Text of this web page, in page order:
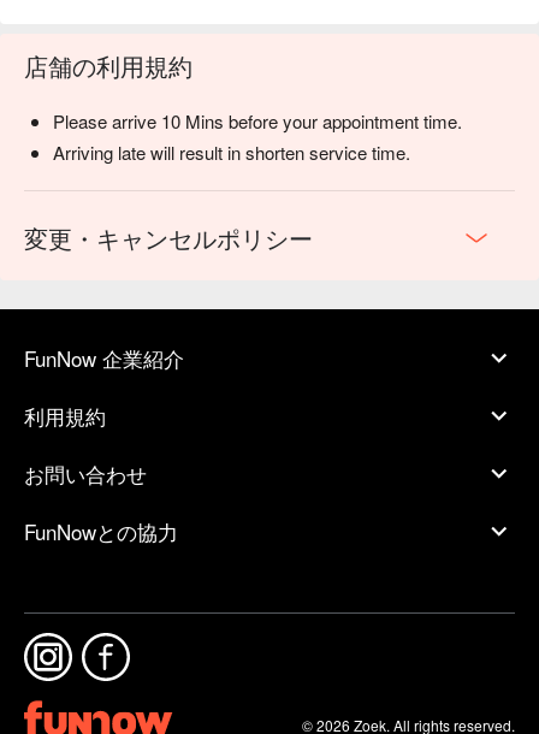
店舗の利用規約
Please arrive 10 Mins before your appointment time.
Arriving late will result in shorten service time.
変更・キャンセルポリシー
FunNow 企業紹介
利用規約
お問い合わせ
FunNowとの協力
© 2026 Zoek. All rights reserved.